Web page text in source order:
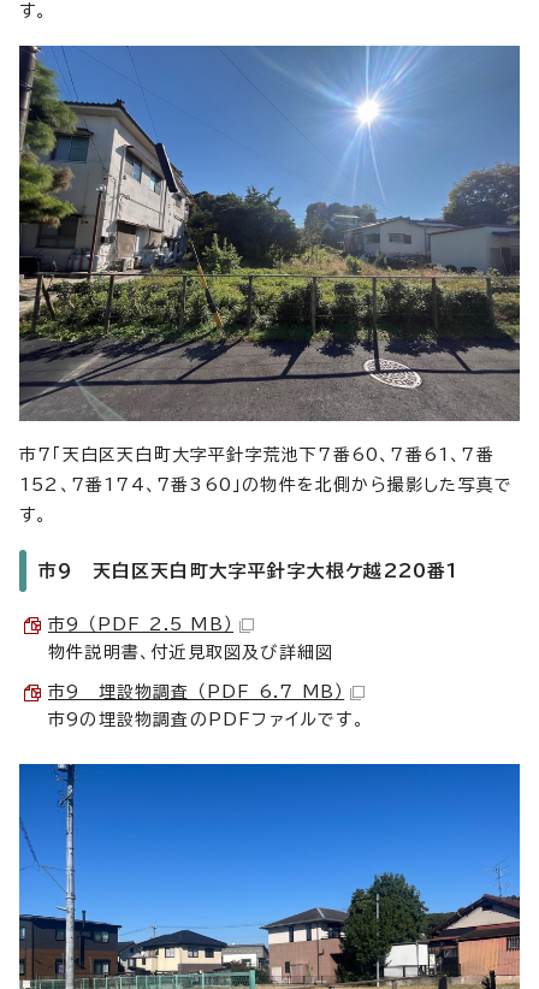
す。
市7「天白区天白町大字平針字荒池下7番60、7番61、7番
152、7番174、7番360」の物件を北側から撮影した写真で
す。
市9 天白区天白町大字平針字大根ケ越220番1
市9 （PDF 2.5 MB）
物件説明書、付近見取図及び詳細図
市9 埋設物調査 （PDF 6.7 MB）
市9の埋設物調査のPDFファイルです。